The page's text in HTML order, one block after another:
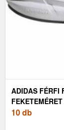
ADIDAS FÉRFI
10 db